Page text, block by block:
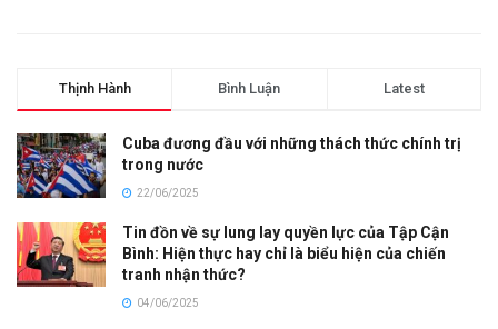
Thịnh Hành Bình Luận Latest
Cuba đương đầu với những thách thức chính trị
trong nước
22/06/2025
Tin đồn về sự lung lay quyền lực của Tập Cận
Bình: Hiện thực hay chỉ là biểu hiện của chiến
tranh nhận thức?
04/06/2025